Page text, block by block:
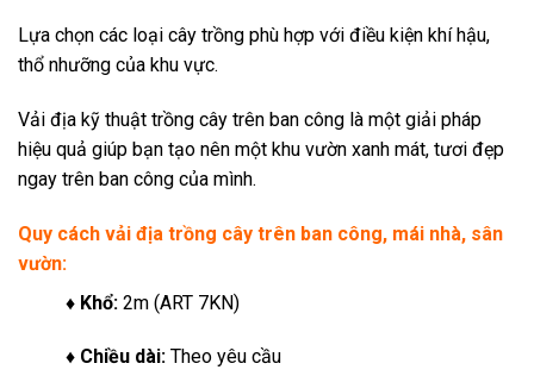
Lựa chọn các loại cây trồng phù hợp với điều kiện khí hậu,
thổ nhưỡng của khu vực.
Vải địa kỹ thuật trồng cây trên ban công là một giải pháp
hiệu quả giúp bạn tạo nên một khu vườn xanh mát, tươi đẹp
ngay trên ban công của mình.
Quy cách vải địa trồng cây trên ban công, mái nhà, sân
vườn:
♦ Khổ: 2m (ART 7KN)
♦ Chiều dài: Theo yêu cầu